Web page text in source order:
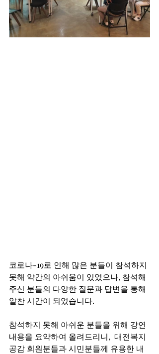
코로나-19로 인해 많은 분들이 참석하지
못해 약간의 아쉬움이 있었으나, 참석해
주신 분들의 다양한 질문과 답변을 통해
알찬 시간이 되었습니다.
참석하지 못해 아쉬운 분들을 위해 강연
내용을 요약하여 올려드리니,  대전복지
공감 회원분들과 시민분들께 유용한 내